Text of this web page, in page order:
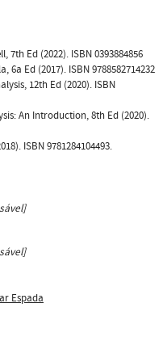
Ed (2022). ISBN 0393884856
Ed (2017). ISBN 9788582714232
12th Ed (2020). ISBN
An Introduction, 8th Ed (2020).
ISBN 9781284104493.
Espada